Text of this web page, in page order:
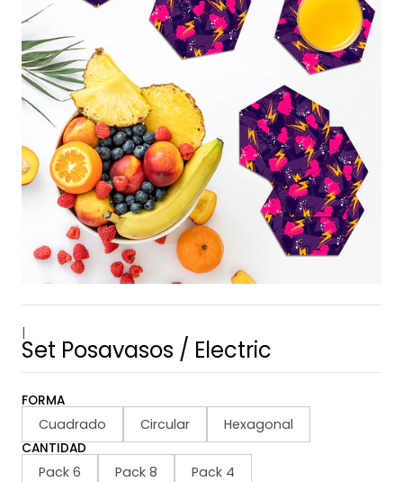
|
Set Posavasos / Electric
FORMA
Cuadrado Circular Hexagonal
CANTIDAD
Pack 6 Pack 8 Pack 4